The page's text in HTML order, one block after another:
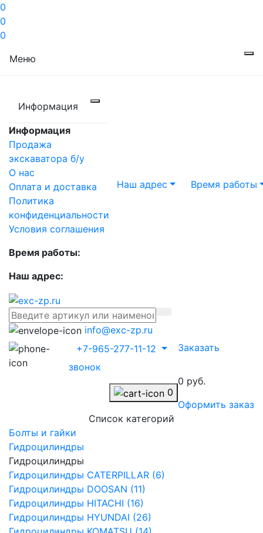
0
0
0
Меню
Информация
Информация
Продажа
экскаватора б/у
О нас
Оплата и доставка
Политика
конфиденциальности
Условия соглашения
Время работы:
Наш адрес:
Наш адрес Время работы
info@exc-zp.ru
+7-965-277-11-12
Заказать
звонок
0
0 руб.
Оформить заказ
Список категорий
Болты и гайки
Гидроцилиндры
Гидроцилиндры
Гидроцилиндры CATERPILLAR (6)
Гидроцилиндры DOOSAN (11)
Гидроцилиндры HITACHI (16)
Гидроцилиндры HYUNDAI (26)